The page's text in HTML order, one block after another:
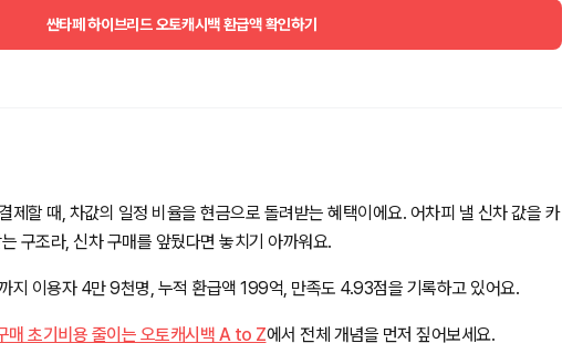
싼타페 하이브리드 오토캐시백 환급액 확인하기
제할 때, 차값의 일정 비율을 현금으로 돌려받는 혜택이에요. 어차피 낼 신차 값을 카
구조라, 신차 구매를 앞뒀다면 놓치기 아까워요.
지 이용자 4만 9천명, 누적 환급액 199억, 만족도 4.93점을 기록하고 있어요.
매 초기비용 줄이는 오토캐시백 A to Z에서 전체 개념을 먼저 짚어보세요.